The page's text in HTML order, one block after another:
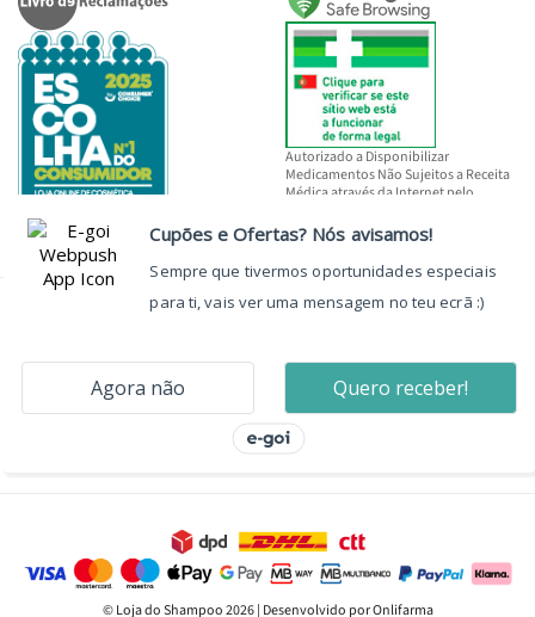
Autorizado a Disponibilizar
Medicamentos Não Sujeitos a Receita
Médica através da Internet pelo
© Loja do Shampoo 2026 | Desenvolvido por Onlifarma